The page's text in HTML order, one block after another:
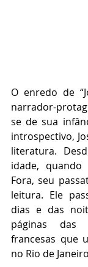
O enredo de
narrador-
se de sua
introspectivo,
literatura.
idade,
Fora, seu
leitura. Ele
dias e das
páginas das
francesas que
no Rio de